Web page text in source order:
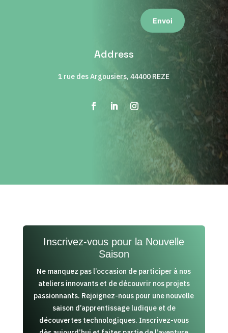
Envoi
Address
1 rue des Argousiers, 44400 REZE
Inscrivez-vous pour la Nouvelle
Saison
Ne manquez pas l’occasion de participer à nos
ateliers innovants et de découvrir nos projets
passionnants. Rejoignez-nous pour une nouvelle
saison d’apprentissage ludique et de
découvertes technologiques. Inscrivez-vous